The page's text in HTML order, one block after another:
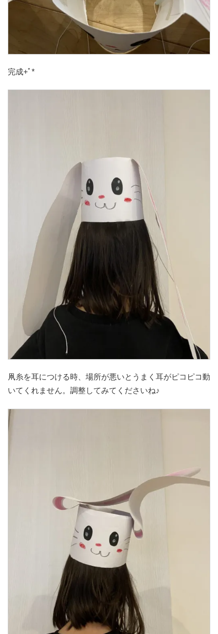
完成+ﾟ*
凧糸を耳につける時、場所が悪いとうまく耳がピコピコ動
いてくれません。調整してみてくださいね♪